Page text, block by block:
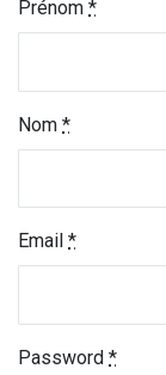
Prénom *
Nom *
Email *
Password *